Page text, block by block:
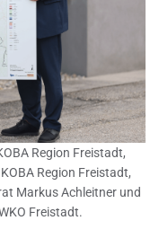
Region Freistadt,
Region Freistadt,
Markus Achleitner und
Freistadt.